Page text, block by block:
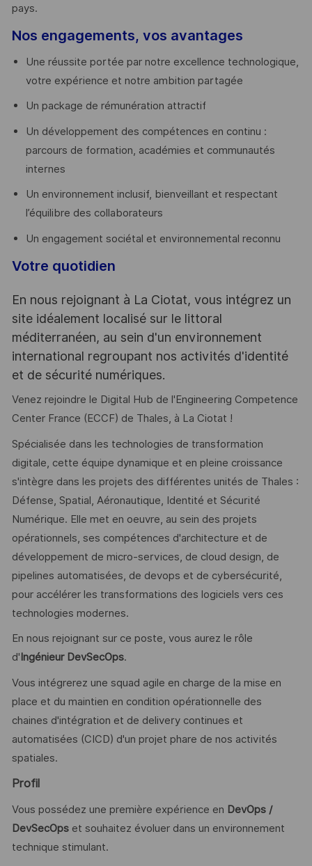
pays. ​
Nos engagements, vos avantages
Une réussite portée par notre excellence technologique,
votre expérience et notre ambition partagée
Un package de rémunération attractif
Un développement des compétences en continu :
parcours de formation, académies et communautés
internes
Un environnement inclusif, bienveillant et respectant
l’équilibre des collaborateurs
Un engagement sociétal et environnemental reconnu
Votre quotidien
En nous rejoignant à La Ciotat, vous intégrez un
site idéalement localisé sur le littoral
méditerranéen, au sein d'un environnement
international regroupant nos activités d'identité
et de sécurité numériques.
Venez rejoindre le Digital Hub de l'Engineering Competence
Center France (ECCF) de Thales, à La Ciotat !
Spécialisée dans les technologies de transformation
digitale, cette équipe dynamique et en pleine croissance
s'intègre dans les projets des différentes unités de Thales :
Défense, Spatial, Aéronautique, Identité et Sécurité
Numérique. Elle met en oeuvre, au sein des projets
opérationnels, ses compétences d'architecture et de
développement de micro-services, de cloud design, de
pipelines automatisées, de devops et de cybersécurité,
pour accélérer les transformations des logiciels vers ces
technologies modernes.
En nous rejoignant sur ce poste, vous aurez le rôle
d' Ingénieur DevSecOps.
Vous intégrerez une squad agile en charge de la mise en
place et du maintien en condition opérationnelle des
chaines d'intégration et de delivery continues et
automatisées (CICD) d'un projet phare de nos activités
spatiales.
Profil
Vous possédez une première expérience en DevOps /
DevSecOpset souhaitez évoluer dans un environnement
technique stimulant.